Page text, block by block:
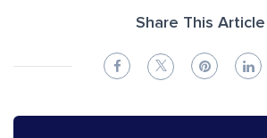
Share This Article